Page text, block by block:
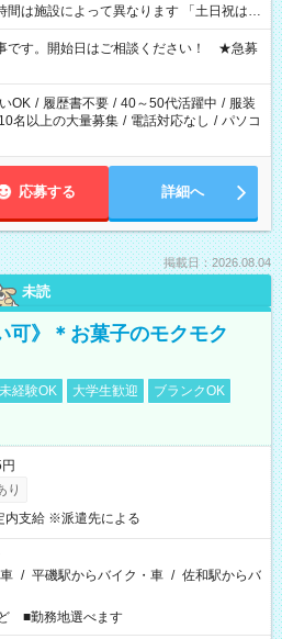
設によって異なります 「土日祝は休
ぎたい」 「もう少し遅い時間から始めた
お仕事をご案内いたします。 ※未経験
間は日中での仕事を経験いただき、 お
。 ★家庭の都合でお休みが
ご相談ください。
です。開始日はご相談ください！ ★急募
OK / 履歴書不要 / 40～50代活躍中 / 服装
10名以上の大量募集 / 電話対応なし / パソコ
応募する 詳細へ
掲載日：2026.08.04
未読
可》＊お菓子のモクモク
経験OK 大学生歓迎
ブランクOK
り
内支給 ※派遣先による
/ 平磯駅からバイク・車 / 佐和駅からバ
■勤務地選べます